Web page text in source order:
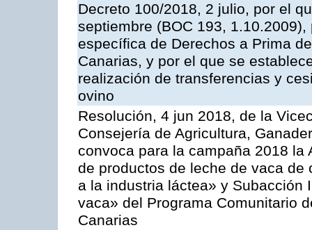
Decreto 100/2018, 2 julio, por el
septiembre (BOC 193,
específica de Derechos a Prima
Canarias, y por el que se
realización de transferencias y
ovino
Resolución, 4 jun 2018, de la
Consejería de Agricultura,
convoca para la campaña 2018
de productos de leche de vaca
a la industria láctea» y Subacción
vaca» del Programa Comunitario
Canarias